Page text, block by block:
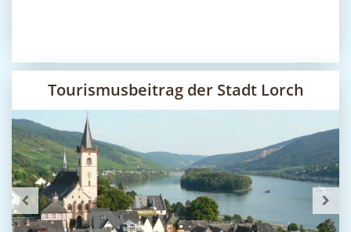
Tourismusbeitrag der Stadt Lorch